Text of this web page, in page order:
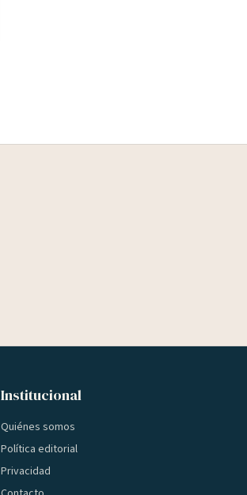
Institucional
Quiénes somos
Política editorial
Privacidad